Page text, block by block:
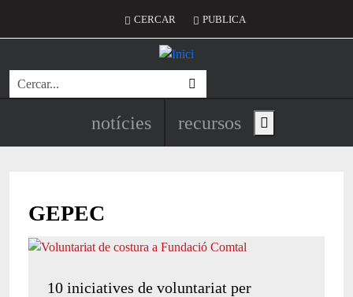
Menú del compte d'usuari
CERCAR PUBLICA
Cerca
Navegació principal de
notícies recursos Show main menu
GEPEC
10 iniciatives de voluntariat per